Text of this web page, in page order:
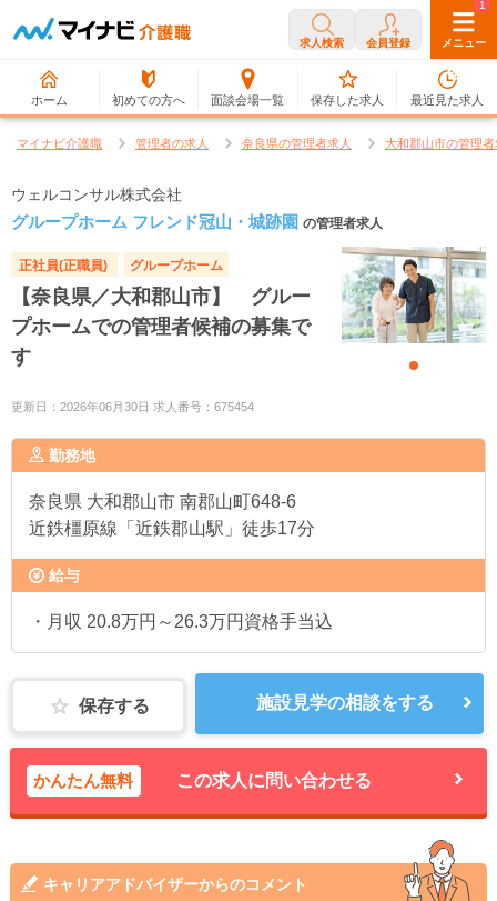
求人検索 会員登録 メニュー
ホーム 初めての方へ 面談会場一覧
0
保存した求人
1
最近見た求人
マイナビ介護職 管理者の求人 奈良県の管理者求人 大和郡山市の管理者
ウェルコンサル株式会社
グループホーム フレンド冠山・城跡園 の管理者求人
正社員(正職員) グループホーム
【奈良県／大和郡山市】 グルー
プホームでの管理者候補の募集で
す
更新日：2026年06月30日 求人番号：675454
勤務地
奈良県 大和郡山市 南郡山町648-6
近鉄橿原線「近鉄郡山駅」徒歩17分
給与
・月収 20.8万円～26.3万円資格手当込
保存する 施設見学の相談をする
かんたん無料 この求人に問い合わせる
キャリアアドバイザーからのコメント